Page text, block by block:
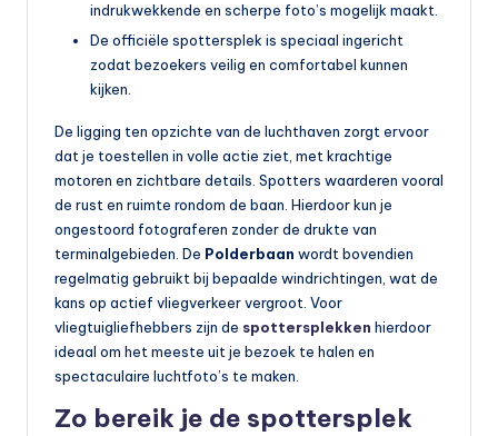
o
indrukwekkende en scherpe foto’s mogelijk maakt.
De officiële spottersplek is speciaal ingericht
zodat bezoekers veilig en comfortabel kunnen
kijken.
De ligging ten opzichte van de luchthaven zorgt ervoor
dat je toestellen in volle actie ziet, met krachtige
motoren en zichtbare details. Spotters waarderen vooral
de rust en ruimte rondom de baan. Hierdoor kun je
ongestoord fotograferen zonder de drukte van
terminalgebieden. De Polderbaan wordt bovendien
regelmatig gebruikt bij bepaalde windrichtingen, wat de
kans op actief vliegverkeer vergroot. Voor
vliegtuigliefhebbers zijn de spottersplekken hierdoor
ideaal om het meeste uit je bezoek te halen en
spectaculaire luchtfoto’s te maken.
Zo bereik je de spottersplek